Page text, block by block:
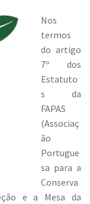
Nos
termos
do artigo
7º dos
Estatuto
s da
FAPAS
(Associaç
ão
Portugue
sa para a
Conserva
e a Mesa da